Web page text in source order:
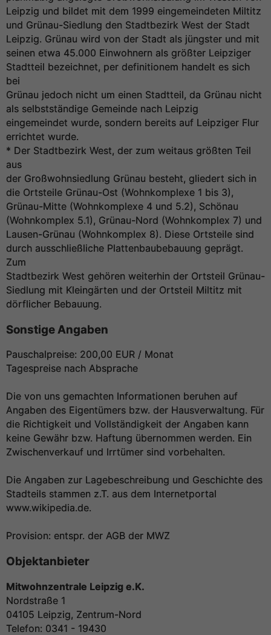
Leipzig und bildet mit dem 1999 eingemeindeten Miltitz
und Grünau-Siedlung den Stadtbezirk West der Stadt
Leipzig. Grünau wird von der Stadt als jüngster und mit
seinen etwa 45.000 Einwohnern als größter Leipziger
Stadtteil bezeichnet, per definitionem handelt es sich
bei
Grünau jedoch nicht um einen Stadtteil, da Grünau nicht
als selbstständige Gemeinde nach Leipzig
eingemeindet wurde, sondern bereits auf Leipziger Flur
errichtet wurde.
* Der Stadtbezirk West, der zum weitaus größten Teil
aus
der Großwohnsiedlung Grünau besteht, gliedert sich in
die Ortsteile Grünau-Ost (Wohnkomplexe 1 bis 3),
Grünau-Mitte (Wohnkomplexe 4 und 5.2), Schönau
(Wohnkomplex 5.1), Grünau-Nord (Wohnkomplex 7) und
Lausen-Grünau (Wohnkomplex 8). Diese Ortsteile sind
durch ausschließliche Plattenbaubebauung geprägt.
Zum
Stadtbezirk West gehören weiterhin der Ortsteil Grünau-
Siedlung mit Kleingärten und der Ortsteil Miltitz mit
dörflicher Bebauung.
Sonstige Angaben
Pauschalpreise: 200,00 EUR / Monat
Tagespreise nach Absprache
Die von uns gemachten Informationen beruhen auf
Angaben des Eigentümers bzw. der Hausverwaltung. Für
die Richtigkeit und Vollständigkeit der Angaben kann
keine Gewähr bzw. Haftung übernommen werden. Ein
Zwischenverkauf und Irrtümer sind vorbehalten.
Die Angaben zur Lagebeschreibung und Geschichte des
Stadteils stammen z.T. aus dem Internetportal
www.wikipedia.de.
Provision: entspr. der AGB der MWZ
Objektanbieter
Mitwohnzentrale Leipzig e.K.
Nordstraße 1
04105 Leipzig, Zentrum-Nord
Telefon: 0341 - 19430